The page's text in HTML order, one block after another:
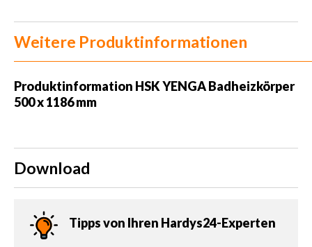
Weitere Produktinformationen
Produktinformation HSK YENGA Badheizkörper
500 x 1186 mm
Download
Tipps von Ihren Hardys24-Experten